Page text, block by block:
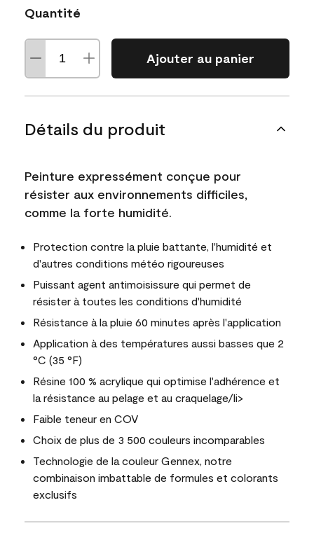
Quantité
Ajouter au panier
Détails du produit
Peinture expressément conçue pour
résister aux environnements difficiles,
comme la forte humidité.
Protection contre la pluie battante, l'humidité et
d'autres conditions météo rigoureuses
Puissant agent antimoisissure qui permet de
résister à toutes les conditions d'humidité
Résistance à la pluie 60 minutes après l'application
Application à des températures aussi basses que 2
°C (35 °F)
Résine 100 % acrylique qui optimise l'adhérence et
la résistance au pelage et au craquelage/li>
Faible teneur en COV
Choix de plus de 3 500 couleurs incomparables
Technologie de la couleur Gennex, notre
combinaison imbattable de formules et colorants
exclusifs